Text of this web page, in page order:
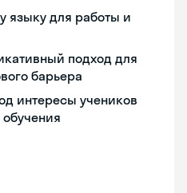
языку для работы и
подход для
барьера
интересы учеников
обучения